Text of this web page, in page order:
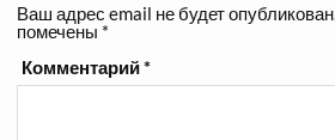
Ваш адрес email не будет опубликован.
помечены *
Комментарий*